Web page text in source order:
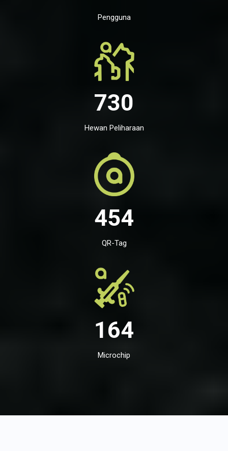
Pengguna
730
Hewan Peliharaan
454
QR-Tag
164
Microchip